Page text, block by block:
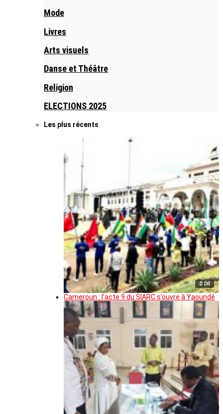
Mode
Livres
Arts visuels
Danse et Théâtre
Religion
ELECTIONS 2025
Les plus récents
© DR
Cameroun : l’acte 9 du SIARC s’ouvre à Yaoundé